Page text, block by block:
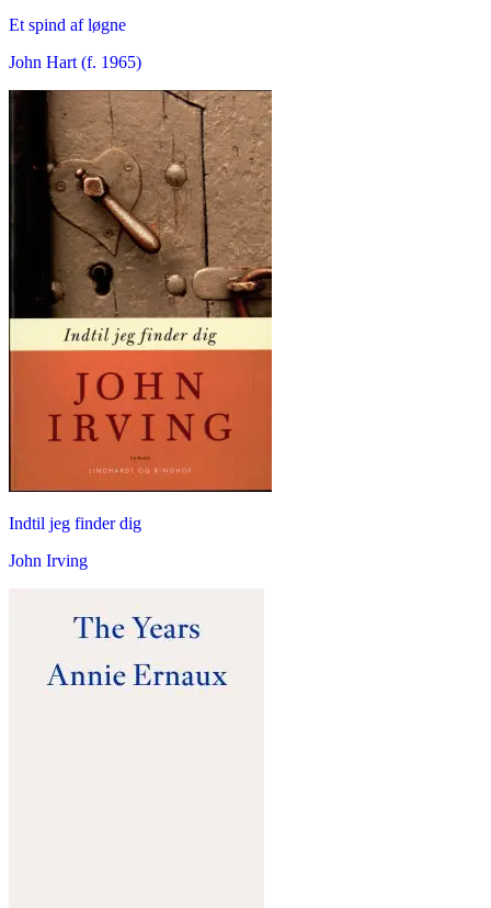
Et spind af løgne
John Hart (f. 1965)
Indtil jeg finder dig
John Irving